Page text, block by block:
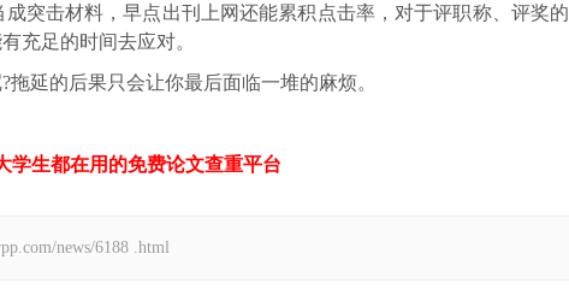
突击材料，早点出刊上网还能累积点击率，对于评职称、评奖
充足的时间去应对。
延的后果只会让你最后面临一堆的麻烦。
学生都在用的免费论文查重平台
news/6188 .html